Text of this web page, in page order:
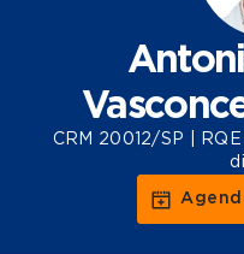
CRM 20012/SP |